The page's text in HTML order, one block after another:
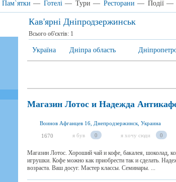
Пам`ятки — Готелі — Тури — Ресторани — Події —
Кав'ярні Дніпродзержинськ
Всього об'єктів: 1
Україна Дніпра область
Магазин Лотос и Надежда
Воинов Афганцев 16, Днепродзержинск, Украина
1670 я був 0 я хочу сюди 0
Магазин Лотос. Хороший чай и кофе, бакалея, шоколад,
игрушки. Кофе можно как приобрести так и сделать.
возраста. Ваш досуг. Мастер классы. Семинары. ...